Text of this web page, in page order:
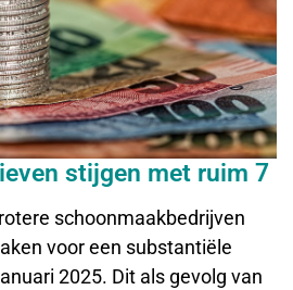
stijgen met ruim 7
schoonmaakbedrijven
voor een substantiële
2025. Dit als gevolg van